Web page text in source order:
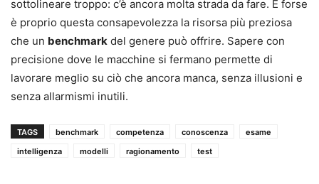
sottolineare troppo: c’è ancora molta strada da fare. E forse
è proprio questa consapevolezza la risorsa più preziosa
che un benchmark del genere può offrire. Sapere con
precisione dove le macchine si fermano permette di
lavorare meglio su ciò che ancora manca, senza illusioni e
senza allarmismi inutili.
TAGS benchmark competenza conoscenza
esame
intelligenza
modelli ragionamento test